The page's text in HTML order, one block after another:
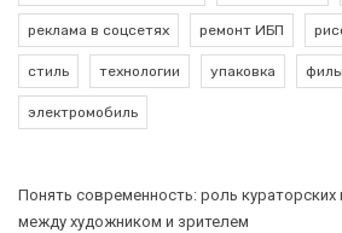
реклама в соцсетях ремонт ИБП
стиль технологии упаковка
электромобиль
Понять современность: роль кураторских
между художником и зрителем